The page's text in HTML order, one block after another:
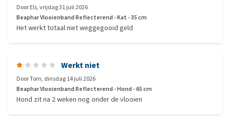
DoorEls,vrijdag 31 juli 2026
Beaphar Vlooienband Reflecterend - Kat - 35 cm
Het werkt totaal niet weggegooid geld
Werkt niet
DoorTom, dinsdag 14 juli 2026
Beaphar Vlooienband Reflecterend - Hond - 65 cm
Hond zit na 2 weken nog onder de vlooien